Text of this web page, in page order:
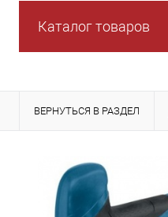
Каталог товаров
ВЕРНУТЬСЯ В РАЗДЕЛ